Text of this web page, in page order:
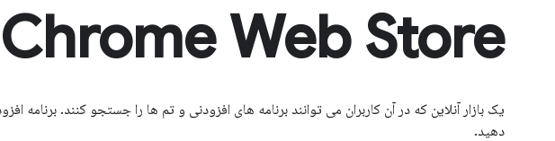
Chrome Web Store
یک بازار آنلاین که در آن کاربران می توانند برنامه های افزودنی و تم ها را جستجو کنند. برنامه
دهید.